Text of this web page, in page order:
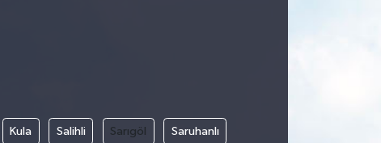
Kula Salihli Sarıgöl Saruhanlı